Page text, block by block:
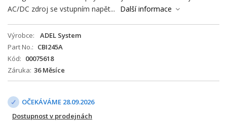
AC/DC zdroj se vstupním napět...
Další informace
Výrobce
ADEL System
Part No.
CBI245A
Kód
00075618
Záruka 36 Měsíce
OČEKÁVÁME 28.09.2026
Dostupnost v prodejnách